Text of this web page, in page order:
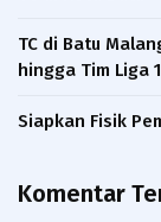
TC di Batu
hingga Tim Liga 1
Siapkan Fisik
Komentar